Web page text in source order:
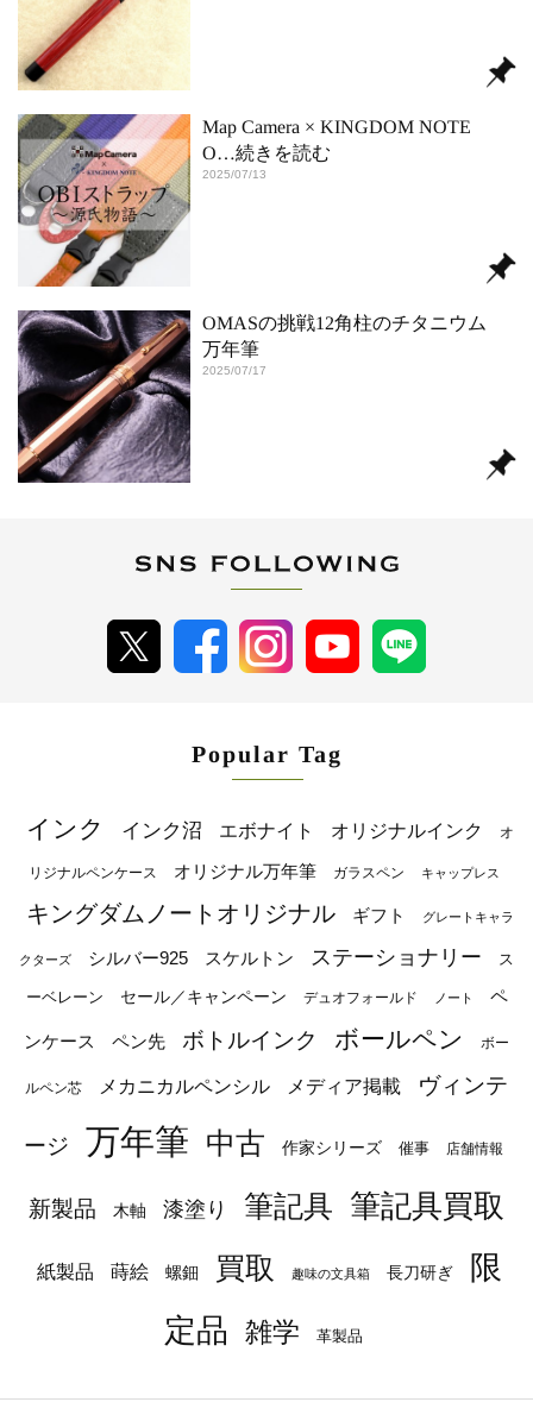
Map Camera × KINGDOM NOTE
O…続きを読む
2025/07/13
OMASの挑戦12角柱のチタニウム
万年筆
2025/07/17
Popular Tag
インク インク沼 エボナイト オリジナルインク オ
リジナルペンケース オリジナル万年筆 ガラスペン キャップレス
キングダムノートオリジナル ギフト グレートキャラ
クターズ シルバー925 スケルトン ステーショナリー ス
ーベレーン セール／キャンペーン デュオフォールド ノート ペ
ンケース ペン先 ボトルインク ボールペン ボー
ルペン芯 メカニカルペンシル メディア掲載 ヴィンテ
ージ 万年筆 中古 作家シリーズ 催事 店舗情報
新製品 木軸 漆塗り 筆記具 筆記具買取
紙製品 蒔絵 螺鈿 買取 趣味の文具箱 長刀研ぎ
限
定品
雑学 革製品